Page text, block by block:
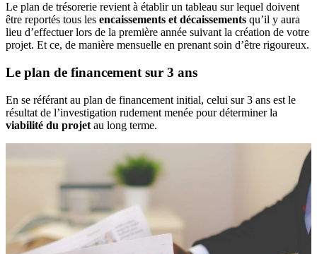
Le plan de trésorerie revient à établir un tableau sur lequel doivent
être reportés tous les encaissements et décaissements qu’il y aura
lieu d’effectuer lors de la première année suivant la création de votre
projet. Et ce, de manière mensuelle en prenant soin d’être rigoureux.
Le plan de financement sur 3 ans
En se référant au plan de financement initial, celui sur 3 ans est le
résultat de l’investigation rudement menée pour déterminer la
viabilité du projet au long terme.